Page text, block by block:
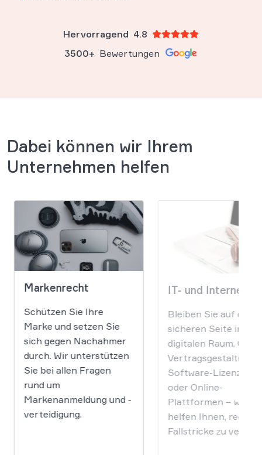
Hervorragend 4.8
3500+ Bewertungen
Dabei können wir Ihrem
Unternehmen helfen
Markenrecht
Schützen Sie Ihre
Marke und setzen Sie
sich gegen Nachahmer
durch. Wir unterstützen
Sie bei allen Fragen
rund um
Markenanmeldung und -
verteidigung.
IT- und
Bleiben Sie auf der
sicheren Seite im
digitalen Raum. Ob
Vertragsgestaltung,
Software-
oder Online-
Plattformen – wir
helfen Ihnen,
Fallstricke zu